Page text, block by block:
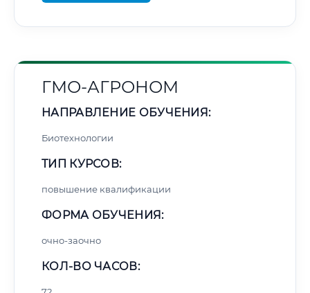
ГМО-АГРОНОМ
НАПРАВЛЕНИЕ ОБУЧЕНИЯ:
Биотехнологии
ТИП КУРСОВ:
повышение квалификации
ФОРМА ОБУЧЕНИЯ:
очно-заочно
КОЛ-ВО ЧАСОВ: